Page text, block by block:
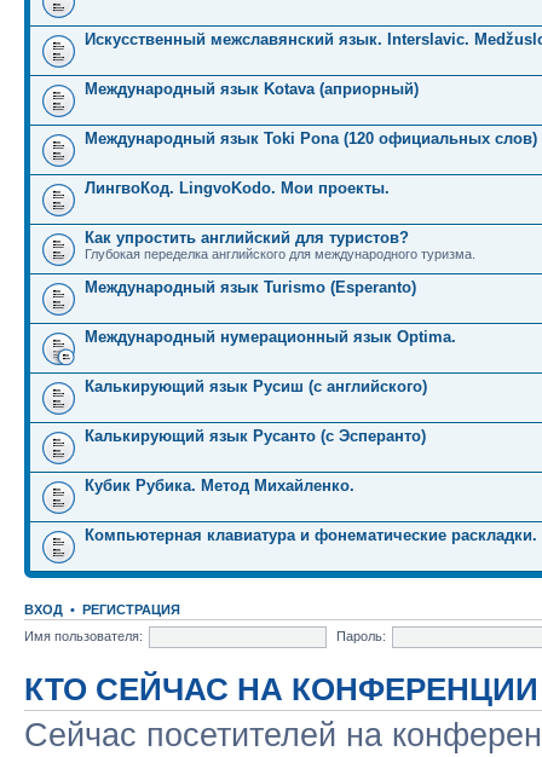
Искусственный межславянский язык. Interslavic.
Международный язык Kotava (априорный)
Международный язык Toki Pona (120 официальных слов)
ЛингвоКод. LingvoKodo. Мои проекты.
Как упростить английский для туристов?
Глубокая переделка английского для международного туризма.
Международный язык Turismo (Esperanto)
Международный нумерационный язык Optima.
Калькирующий язык Русиш (с английского)
Калькирующий язык Русанто (с Эсперанто)
Кубик Рубика. Метод Михайленко.
Компьютерная клавиатура и фонематические раскладки.
ВХОД • РЕГИСТРАЦИЯ
Имя пользователя:
Пароль:
КТО СЕЙЧАС НА КОНФЕРЕНЦИИ
Сейчас посетителей на